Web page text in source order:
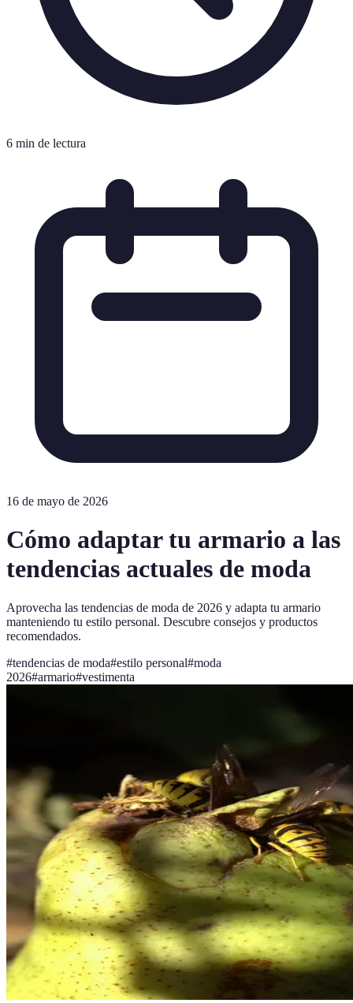
6 min de lectura
16 de mayo de 2026
Cómo adaptar tu armario a las
tendencias actuales de moda
Aprovecha las tendencias de moda de 2026 y adapta tu armario
manteniendo tu estilo personal. Descubre consejos y productos
recomendados.
#tendencias de moda#estilo personal#moda
2026#armario#vestimenta